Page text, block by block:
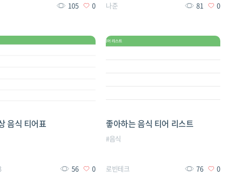
105 0 나준 81 0
음식 티어표
56 0
좋아하는 음식 티어 리스트
#음식
로빈테크 76 0